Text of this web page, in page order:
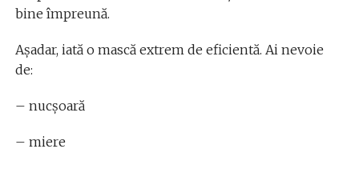
bine împreună.
Așadar, iată o mască extrem de eficientă. Ai nevoie
de:
– nucșoară
– miere